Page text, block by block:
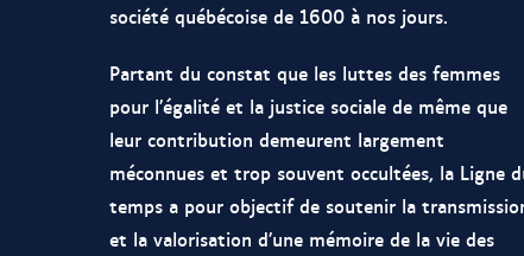
société québécoise de 1600 à nos jours.
Partant du constat que les luttes des femmes
pour l’égalité et la justice sociale de même que
leur contribution demeurent largement
méconnues et trop souvent occultées, la Ligne
temps a pour objectif de soutenir la
et la valorisation d’une mémoire de la vie des